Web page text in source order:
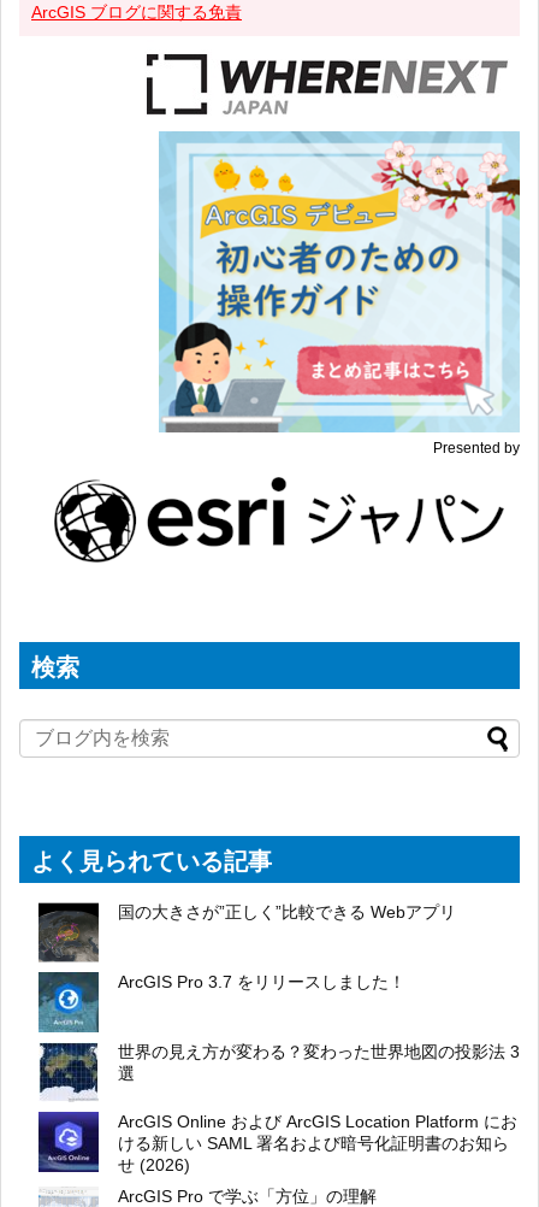
ArcGIS ブログに関する免責
Presented by
検索
よく見られている記事
国の大きさが”正しく”比較できる Webアプリ
ArcGIS Pro 3.7 をリリースしました！
世界の見え方が変わる？変わった世界地図の投影法 3
選
ArcGIS Online および ArcGIS Location Platform にお
ける新しい SAML 署名および暗号化証明書のお知ら
せ (2026)
ArcGIS Pro で学ぶ「方位」の理解